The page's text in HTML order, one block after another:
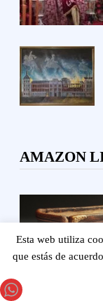
AMAZON
Esta web utiliza
que estás de